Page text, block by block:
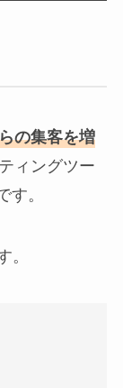
の集客を増
ィングツー
す。
。